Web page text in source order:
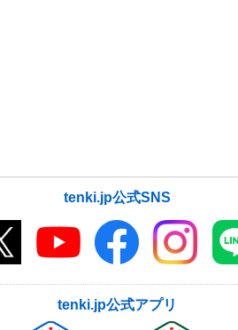
tenki.jp公式SNS
tenki.jp公式アプリ